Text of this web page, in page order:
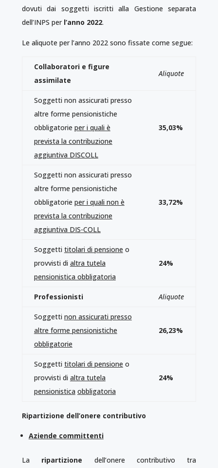
dovuti dai soggetti iscritti alla Gestione separata
dell’INPS per l’anno 2022.
Le aliquote per l’anno 2022 sono fissate come segue:
Collaboratori e figure
assimilate
Aliquote
Soggetti non assicurati presso
altre forme pensionistiche
obbligatorie per i quali è
prevista la contribuzione
aggiuntiva DISCOLL
35,03%
Soggetti non assicurati presso
altre forme pensionistiche
obbligatorie per i quali non è
prevista la contribuzione
aggiuntiva DIS-COLL
33,72%
Soggetti titolari di pensione o
provvisti di altra tutela
pensionistica obbligatoria
24%
Professionisti Aliquote
Soggetti non assicurati presso
altre forme pensionistiche
obbligatorie
26,23%
Soggetti titolari di pensione o
provvisti di altra tutela
pensionistica obbligatoria
24%
Ripartizione dell’onere contributivo
Aziende committenti
La ripartizione dell’onere contributivo tra